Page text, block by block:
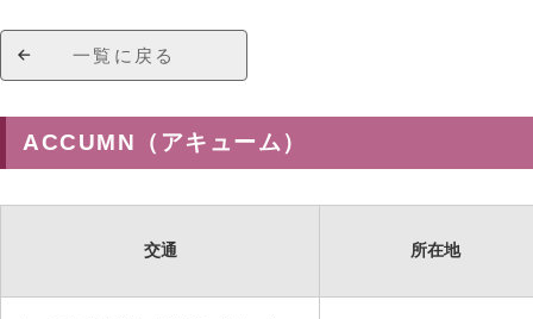
一覧に戻る
ACCUMN（アキューム）
交通 所在地